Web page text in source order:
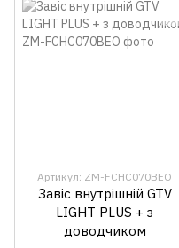
Артикул: ZM-FCHC070BEO
Завіс внутрішній GTV
LIGHT PLUS + з
доводчиком